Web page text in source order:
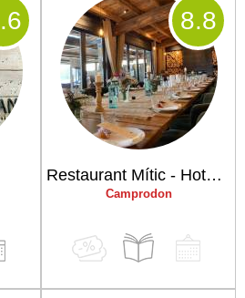
.6
Restaurant Mític - Hotel Puig francó
Camprodon
8.8